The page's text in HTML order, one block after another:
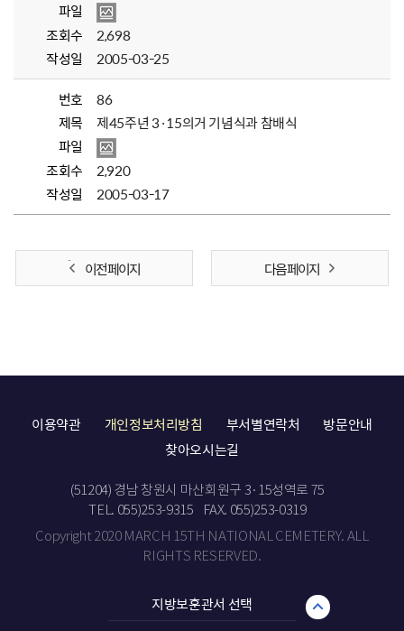
파일
조회수
2,698
작성일
2005-03-25
번호
86
제목
제45주년 3·15의거 기념식과 참배식
파일
조회수
2,920
작성일
2005-03-17
이전 페이지 다음 페이지
이용약관 개인정보처리방침 부서별연락처
방문안내
찾아오시는길
(51204) 경남 창원시 마산회원구 3·15성역로 75
TEL. 055)253-9315
FAX. 055)253-0319
Copyright 2020 MARCH 15TH NATIONAL CEMETERY. ALL
RIGHTS RESERVED.
지방보훈관서 선택